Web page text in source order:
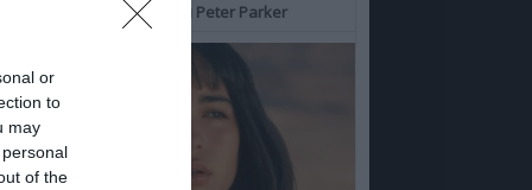
or
to
may
of the
Holland consolida o seu Peter Parker